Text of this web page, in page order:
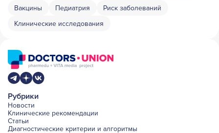
Вакцины
Педиатрия
Риск заболеваний
Клинические исследования
Рубрики
Новости
Клинические рекомендации
Статьи
Диагностические критерии и алгоритмы